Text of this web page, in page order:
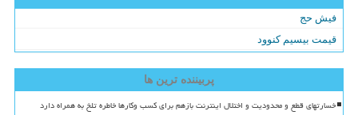
فیش حج
قیمت بیسیم کنوود
پربیننده ترین ها
خسارتهای قطع و محدودیت و اختلال اینترنت بازهم برای کسب وکارها خاطره تلخ به همراه دارد